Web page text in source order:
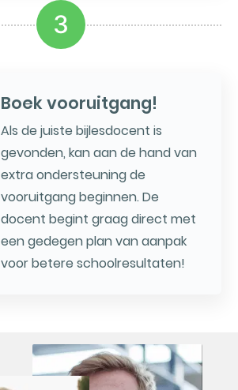
3
Boek vooruitgang!
Als de juiste bijlesdocent is
gevonden, kan aan de hand van
extra ondersteuning de
vooruitgang beginnen. De
docent begint graag direct met
een gedegen plan van aanpak
voor betere schoolresultaten!